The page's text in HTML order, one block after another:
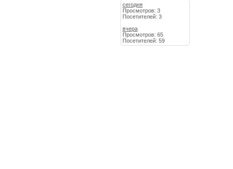
сегодня
Просмотров: 3
Посетителей: 3
вчера
Просмотров: 65
Посетителей: 59